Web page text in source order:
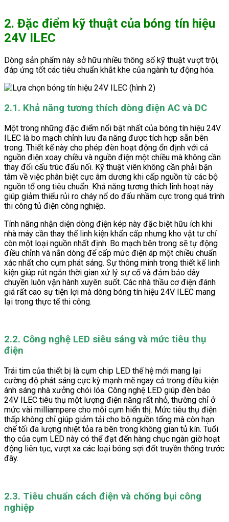
2. Đặc điểm kỹ thuật của bóng tín hiệu
24V ILEC
Dòng sản phẩm này sở hữu nhiều thông số kỹ thuật vượt trội,
đáp ứng tốt các tiêu chuẩn khắt khe của ngành tự động hóa.
2.1. Khả năng tương thích dòng điện AC và DC
Một trong những đặc điểm nổi bật nhất của bóng tín hiệu 24V
ILEC là bo mạch chỉnh lưu đa năng được tích hợp sẵn bên
trong. Thiết kế này cho phép đèn hoạt động ổn định với cả
nguồn điện xoay chiều và nguồn điện một chiều mà không cần
thay đổi cấu trúc đấu nối. Kỹ thuật viên không cần phải bận
tâm về việc phân biệt cực âm dương khi cấp nguồn từ các bộ
nguồn tổ ong tiêu chuẩn. Khả năng tương thích linh hoạt này
giúp giảm thiểu rủi ro cháy nổ do đấu nhầm cực trong quá trình
thi công tủ điện công nghiệp.
Tính năng nhận diện dòng điện kép này đặc biệt hữu ích khi
nhà máy cần thay thế linh kiện khẩn cấp nhưng kho vật tư chỉ
còn một loại nguồn nhất định. Bo mạch bên trong sẽ tự động
điều chỉnh và nắn dòng để cấp mức điện áp một chiều chuẩn
xác nhất cho cụm phát sáng. Sự thông minh trong thiết kế linh
kiện giúp rút ngắn thời gian xử lý sự cố và đảm bảo dây
chuyền luôn vận hành xuyên suốt. Các nhà thầu cơ điện đánh
giá rất cao sự tiện lợi mà dòng bóng tín hiệu 24V ILEC mang
lại trong thực tế thi công.
2.2. Công nghệ LED siêu sáng và mức tiêu thụ
điện
Trái tim của thiết bị là cụm chip LED thế hệ mới mang lại
cường độ phát sáng cực kỳ mạnh mẽ ngay cả trong điều kiện
ánh sáng nhà xưởng chói lóa. Công nghệ LED giúp đèn báo
24V ILEC tiêu thụ một lượng điện năng rất nhỏ, thường chỉ ở
mức vài milliampere cho mỗi cụm hiển thị. Mức tiêu thụ điện
thấp không chỉ giúp giảm tải cho bộ nguồn tổng mà còn hạn
chế tối đa lượng nhiệt tỏa ra bên trong không gian tủ kín. Tuổi
thọ của cụm LED này có thể đạt đến hàng chục ngàn giờ hoạt
động liên tục, vượt xa các loại bóng sợi đốt truyền thống trước
đây.
2.3. Tiêu chuẩn cách điện và chống bụi công
nghiệp